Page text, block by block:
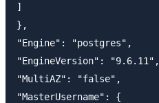
]
},
"Engine": "postgres",
"EngineVersion": "9.6.11",
"MultiAZ": "false",
"MasterUsername": {